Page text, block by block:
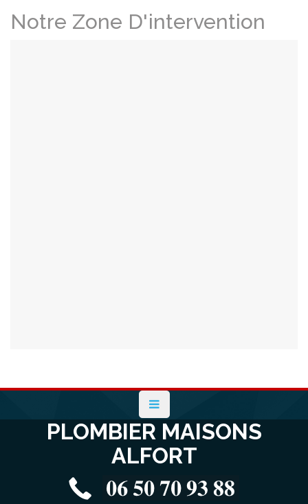
Notre Zone D'intervention
PLOMBIER MAISONS
ALFORT